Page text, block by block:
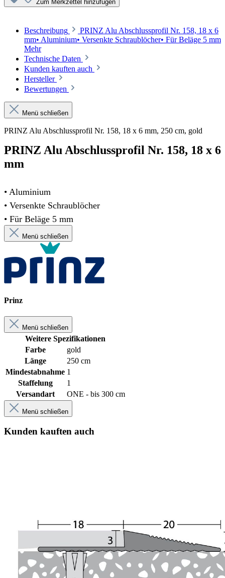
Zum Merkzettel hinzufügen
Beschreibung
PRINZ Alu Abschlussprofil Nr. 158, 18 x 6
mm• Aluminium• Versenkte Schraublöcher• Für Beläge 5 mm
Mehr
Technische Daten
Kunden kauften auch
Hersteller
Bewertungen
Menü schließen
PRINZ Alu Abschlussprofil Nr. 158, 18 x 6 mm, 250 cm, gold
PRINZ Alu Abschlussprofil Nr. 158, 18 x 6
mm
• Aluminium
• Versenkte Schraublöcher
• Für Beläge 5 mm
Menü schließen
Prinz
Menü schließen
Weitere Spezifikationen
Farbe
gold
Länge
250 cm
Mindestabnahme 1
Staffelung
1
Versandart
ONE - bis 300 cm
Menü schließen
Kunden kauften auch